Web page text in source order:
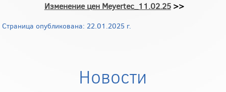
Изменение цен Meyertec_11.02.25>>
Страница опубликована: 22.01.2025 г.
Новости